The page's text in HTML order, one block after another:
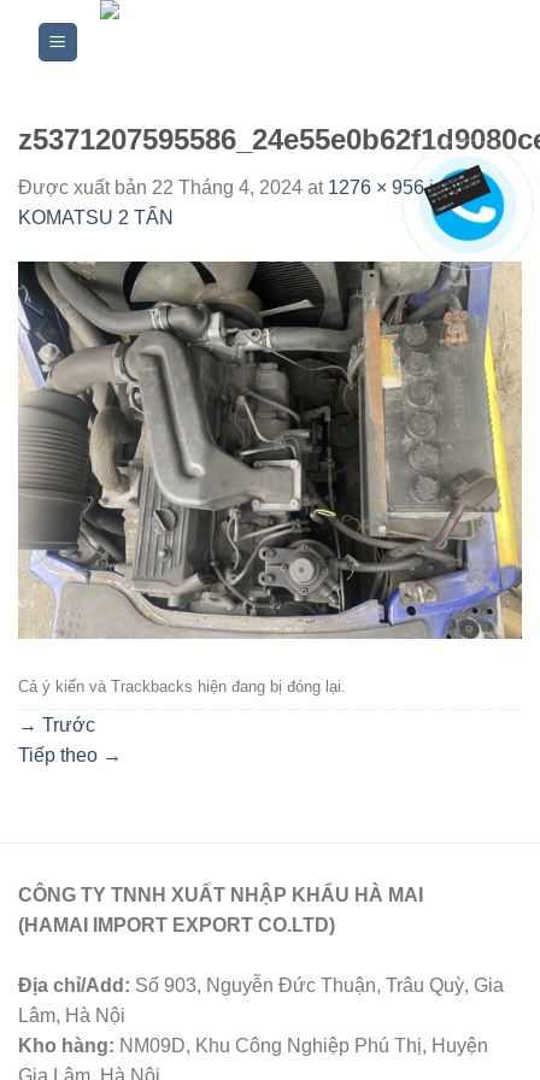
Được xuất bản 22 Tháng 4, 2024 at 1276 × 956inXE
KOMATSU 2 TẤN
Cả ý kiến ​​và Trackbacks hiện đang bị đóng lại.
→ Trước
Tiếp theo →
CÔNG TY TNNH XUẤT NHẬP KHẨU HÀ MAI
(HAMAI IMPORT EXPORT CO.LTD)
Địa chỉ/Add: Số 903, Nguyễn Đức Thuận, Trâu Quỳ, Gia
Lâm, Hà Nội
Kho hàng: NM09D, Khu Công Nghiệp Phú Thị, Huyện